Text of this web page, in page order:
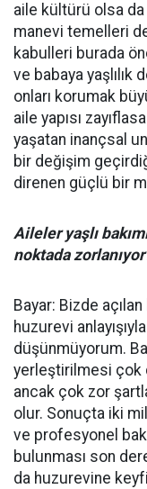
aile kültürü olsa
manevi temelleri
kabulleri burada
ve babaya
onları korumak
aile yapısı
yaşatan inançsal
bir değişim
direnen güçlü bir
Aileler yaşlı
noktada
Bayar: Bizde
huzurevi anlayışıyla
düşünmüyorum.
yerleştirilmesi çok
ancak çok zor
olur. Sonuçta iki
ve profesyonel
bulunması son
da huzurevine